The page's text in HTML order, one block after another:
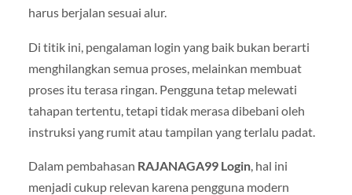
harus berjalan sesuai alur.
Di titik ini, pengalaman login yang baik bukan berarti
menghilangkan semua proses, melainkan membuat
proses itu terasa ringan. Pengguna tetap melewati
tahapan tertentu, tetapi tidak merasa dibebani oleh
instruksi yang rumit atau tampilan yang terlalu padat.
Dalam pembahasan RAJANAGA99 Login, hal ini
menjadi cukup relevan karena pengguna modern